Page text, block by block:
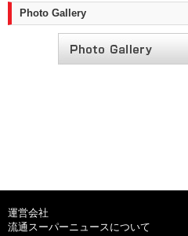
Photo Gallery
運営会社
流通スーパーニュースについて